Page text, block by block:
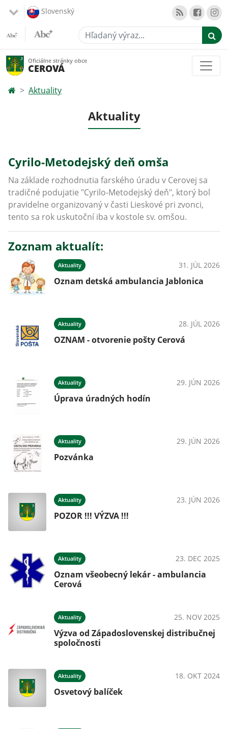
Slovenský
Hľadaný výraz...
Oficiálne stránky obce
CEROVÁ
Aktuality
Aktuality
Cyrilo-Metodejský deň omša
Na základe rozhodnutia farského úradu v Cerovej sa
tradičné podujatie "Cyrilo-Metodejský deň", ktorý bol
pravidelne organizovaný v časti Lieskové pri zvonci,
tento sa rok uskutoční iba v kostole sv. omšou.
Zoznam aktualít:
Aktuality 31. JÚL 2026
Oznam detská ambulancia Jablonica
Aktuality 28. JÚL 2026
OZNAM - otvorenie pošty Cerová
Aktuality 29. JÚN 2026
Úprava úradných hodín
Aktuality 29. JÚN 2026
Pozvánka
Aktuality 23. JÚN 2026
POZOR !!! VÝZVA !!!
Aktuality 23. DEC 2025
Oznam všeobecný lekár - ambulancia
Cerová
Aktuality 25. NOV 2025
Výzva od Západoslovenskej distribučnej
spoločnosti
Aktuality 18. OKT 2024
Osvetový balíček